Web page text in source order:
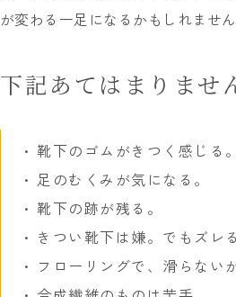
が変わる一足になるかもしれません
下記あてはまりませ
靴下のゴムがきつく感じる。
足のむくみが気になる。
靴下の跡が残る。
きつい靴下は嫌。でもズレ
フローリングで、滑らない